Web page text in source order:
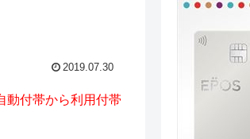
2019.07.30
動付帯から利用付帯